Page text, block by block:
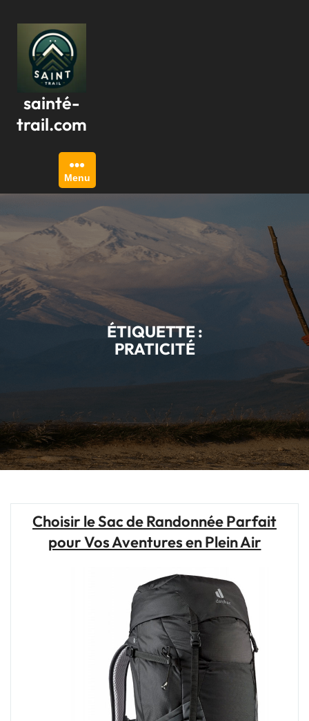
contenu
sainté-
trail.com
Menu
ÉTIQUETTE :
PRATICITÉ
Choisir le Sac de Randonnée Parfait
pour Vos Aventures en Plein Air